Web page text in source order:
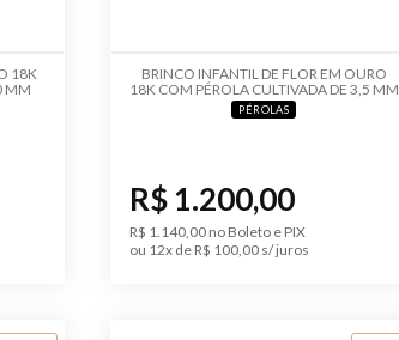
18K
MM
BRINCO INFANTIL DE FLOR EM OURO
18K COM PÉROLA CULTIVADA DE 3,5 MM
PÉROLAS
R$ 1.140,00 no Boleto e PIX
ou 12x de R$ 100,00 s/ juros
R$ 1.200,00